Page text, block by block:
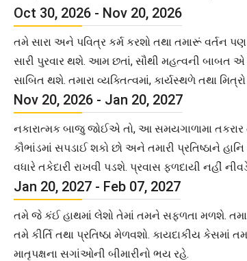
Oct 30, 2026 - Nov 20, 2026
તમે સારા અને પવિત્ર કર્મ કરશો તથા તમારૂં વર્તન
સારી પુરવાર થશે. આમ છતાં, સૌથી મહત્વની બાબત
સાબિત થશે. તમારા વ્યક્તિત્વમાં, કાર્યસ્થળે તથા
Nov 20, 2026 - Jan 20, 2027
નકારાત્મક બાજુ જોઈએ તો, આ સમયગાળામા
કૌભાંડમાં સપડાઈ શકો છો અને તમારી પ્રતિષ્ઠાને
વધારે તકેદારી રાખવી પડશે. પ્રવાસ ફળદાયી નહીં
Jan 20, 2027 - Feb 07, 2027
તમે જે કંઈ હાથમાં લેશો તેમાં તમને સફળતા મળશે.
તમે કીર્તિ તથા પ્રતિષ્ઠા મેળવશો. કાયદાકીય
માતૃપક્ષના સગાંઓની બીમારીનો ભય રહે.